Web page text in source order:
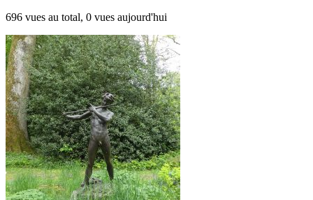
696 vues au total, 0 vues aujourd'hui